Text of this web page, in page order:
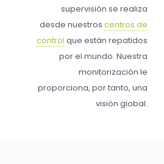
supervisión se realiza
desde nuestros centros de
control que están repatidos
por el mundo. Nuestra
monitorización le
proporciona, por tanto, una
visión global.